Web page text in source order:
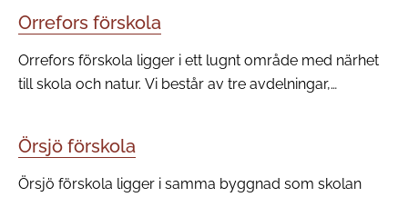
Orrefors förskola
Orrefors förskola ligger i ett lugnt område med närhet
till skola och natur. Vi består av tre avdelningar,
Örsjö förskola
Örsjö förskola ligger i samma byggnad som skolan